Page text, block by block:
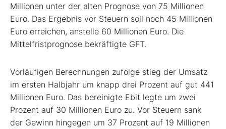
Millionen unter der alten Prognose von 75 Millionen
Euro. Das Ergebnis vor Steuern soll noch 45 Millionen
Euro erreichen, anstelle 60 Millionen Euro. Die
Mittelfristprognose bekräftigte GFT.
Vorläufigen Berechnungen zufolge stieg der Umsatz
im ersten Halbjahr um knapp drei Prozent auf gut 441
Millionen Euro. Das bereinigte Ebit legte um zwei
Prozent auf 30 Millionen Euro zu. Vor Steuern sank
der Gewinn hingegen um 37 Prozent auf 19 Millionen